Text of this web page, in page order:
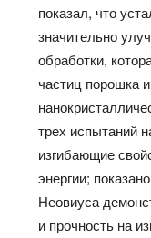
показал, что
значительно
обработки,
частиц порошка
трех испытаний
изгибающие
энергии;
Неовиуса
и прочность на